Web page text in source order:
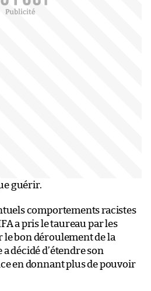
guérir.
comportements racistes
a pris le taureau par les
le bon déroulement de la
décidé d’étendre son
en donnant plus de pouvoir